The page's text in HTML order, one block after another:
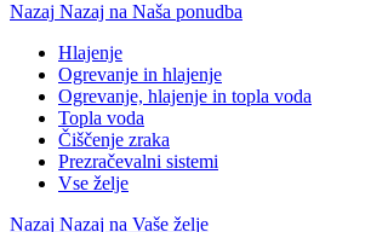
Nazaj Nazaj na Naša ponudba
Hlajenje
Ogrevanje in hlajenje
Ogrevanje, hlajenje in topla voda
Topla voda
Čiščenje zraka
Prezračevalni sistemi
Vse želje
Nazaj Nazaj na Vaše želje